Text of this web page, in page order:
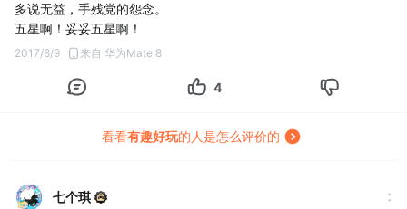
多说无益，手残党的怨念。
五星啊！妥妥五星啊！
2017/8/9 来自 华为Mate 8
4
看看有趣好玩的人是怎么评价的
七个琪